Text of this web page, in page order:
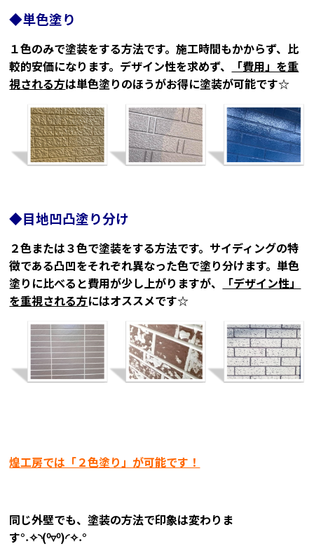
◆単色塗り
１色のみで塗装をする方法です。施工時間もかからず、比
較的安価になります。デザイン性を求めず、
「費用」を重
視される方は単色塗りのほうがお得に塗装が可能です☆
◆目地凹凸塗り分け
２色または３色で塗装をする方法です。サイディングの特
徴である凸凹をそれぞれ異なった色で塗り分けます。単色
塗りに比べると費用が少し上がりますが、
「デザイン性」
を重視される方にはオススメです☆
煌工房では「２色塗り」が可能です！
同じ外壁でも、塗装の方法で印象は変わりま
す°˖✧◝(⁰▿⁰)◜✧˖°